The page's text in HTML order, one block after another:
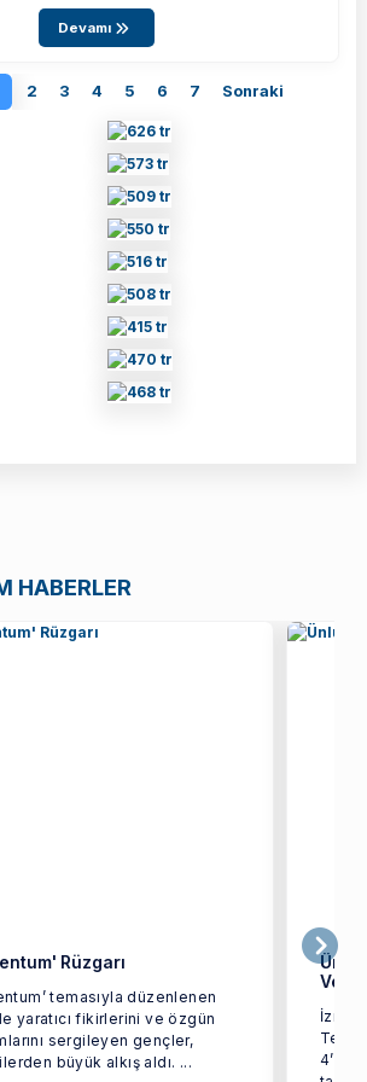
Devamı
2 3 4 5 6 7 Sonraki
HABERLER
Rüzgarı
temasıyla düzenlenen
yaratıcı fikirlerini ve özgün
sergileyen gençler,
seyircilerden büyük alkış aldı. ...
Ünlü
Verdi
İzmir